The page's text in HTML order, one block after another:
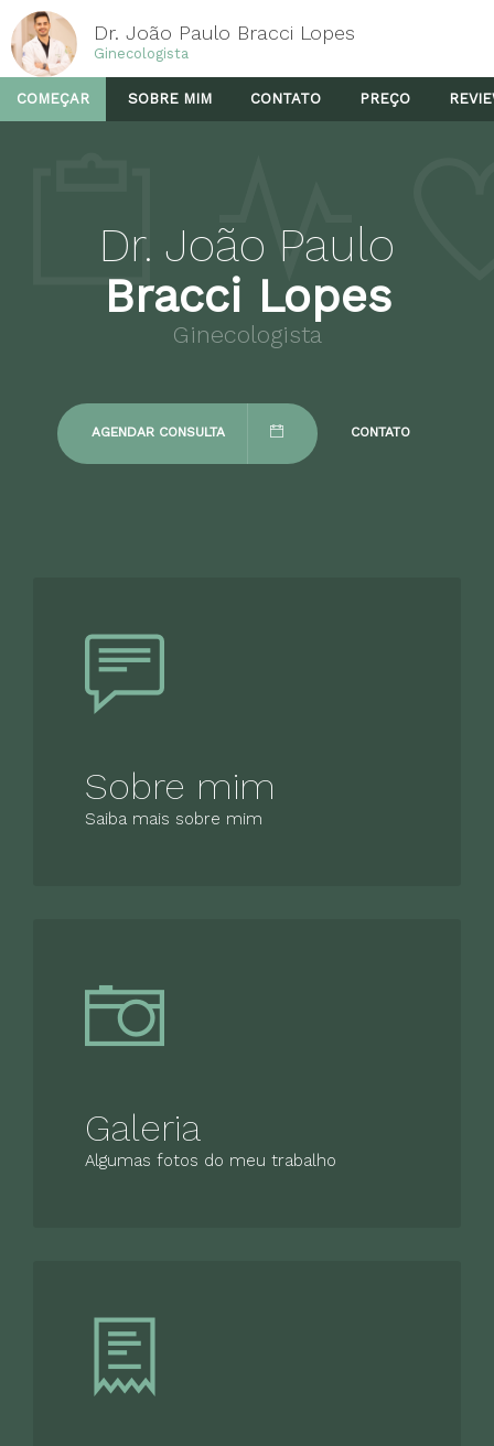
Dr. João Paulo Bracci Lopes
Ginecologista
COMEÇAR SOBRE MIM CONTATO PREÇO
Dr. João Paulo
Bracci Lopes
Ginecologista
AGENDAR CONSULTA CONTATO
Sobre mim
Saiba mais sobre mim
Galeria
Algumas fotos do meu trabalho